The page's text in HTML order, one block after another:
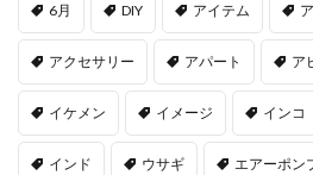
6月 DIY アイテム
アクセサリー アパート ア
イケメン イメージ インコ
インド ウサギ エアーポン